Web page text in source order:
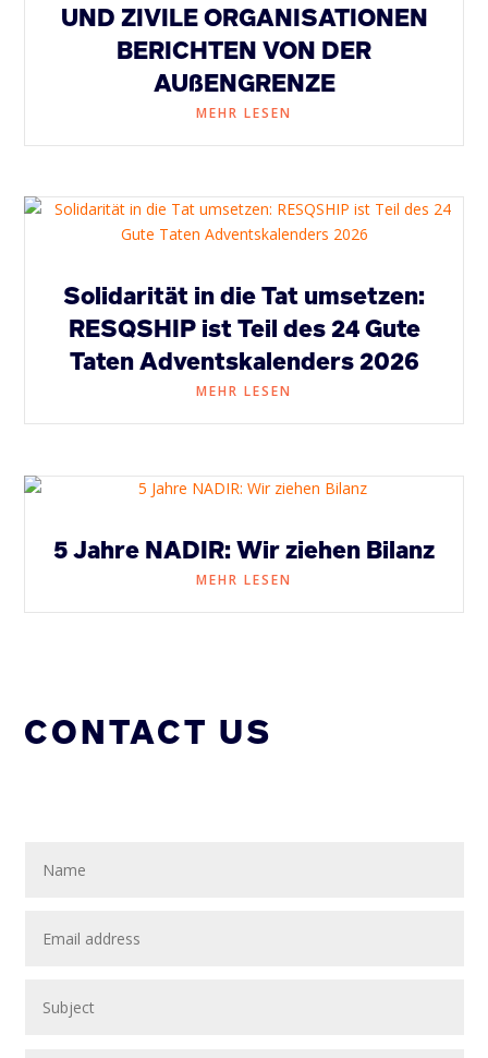
UND ZIVILE ORGANISATIONEN
BERICHTEN VON DER
AUßENGRENZE
MEHR LESEN
Solidarität in die Tat umsetzen:
RESQSHIP ist Teil des 24 Gute
Taten Adventskalenders 2026
MEHR LESEN
5 Jahre NADIR: Wir ziehen Bilanz
MEHR LESEN
CONTACT US